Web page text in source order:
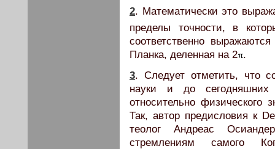
2. Математически это
пределы точности, в
соответственно
Планка, деленная на 2 .
3. Следует отметить, что
науки и до
относительно физического
Так, автор предисловия к
теолог Андреас
стремлениям самого